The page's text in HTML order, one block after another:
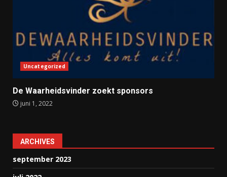
Uncategorized
De Waarheidsvinder zoekt sponsors
juni 1, 2022
ARCHIVES
september 2023